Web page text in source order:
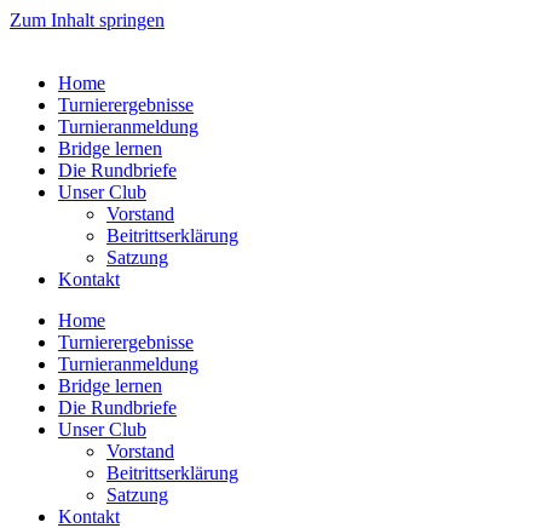
Zum Inhalt springen
Home
Turnierergebnisse
Turnieranmeldung
Bridge lernen
Die Rundbriefe
Unser Club
Vorstand
Beitrittserklärung
Satzung
Kontakt
Home
Turnierergebnisse
Turnieranmeldung
Bridge lernen
Die Rundbriefe
Unser Club
Vorstand
Beitrittserklärung
Satzung
Kontakt